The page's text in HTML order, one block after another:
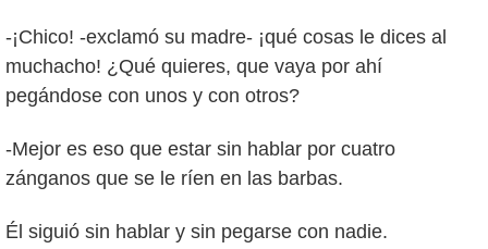
-¡Chico! -exclamó su madre- ¡qué cosas le dices al
muchacho! ¿Qué quieres, que vaya por ahí
pegándose con unos y con otros?
-Mejor es eso que estar sin hablar por cuatro
zánganos que se le ríen en las barbas.
Él siguió sin hablar y sin pegarse con nadie.